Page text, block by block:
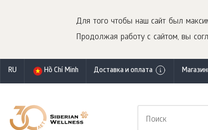
Для того чтобы наш сайт был
Продолжая работу с сайтом, вы
RU Hồ Chí Minh Доставка и оплата